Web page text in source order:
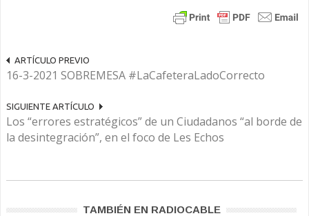
ARTÍCULO PREVIO
16-3-2021 SOBREMESA #LaCafeteraLadoCorrecto
SIGUIENTE ARTÍCULO
Los “errores estratégicos” de un Ciudadanos “al borde de
la desintegración”, en el foco de Les Echos
TAMBIÉN EN RADIOCABLE